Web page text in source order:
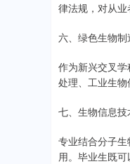
律法规，对从业
六、绿色生物
作为新兴交叉
处理、工业生
七、生物信息技
专业结合分子
用。毕业生既